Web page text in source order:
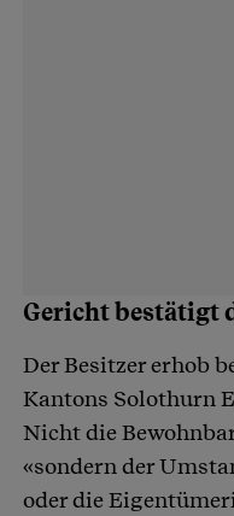
Gericht bestätigt
Der Besitzer erhob
Kantons Solothurn
Nicht die
«sondern der
oder die